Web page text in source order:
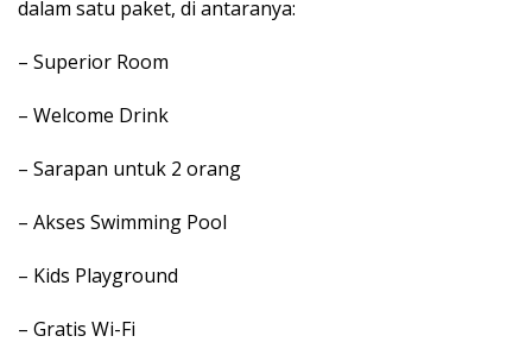
dalam satu paket, di antaranya:
– Superior Room
– Welcome Drink
– Sarapan untuk 2 orang
– Akses Swimming Pool
– Kids Playground
– Gratis Wi-Fi